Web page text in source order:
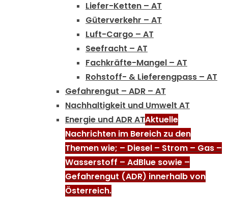
Liefer-Ketten – AT
Güterverkehr – AT
Luft-Cargo – AT
Seefracht – AT
Fachkräfte-Mangel – AT
Rohstoff- & Lieferengpass – AT
Gefahrengut – ADR – AT
Nachhaltigkeit und Umwelt AT
Energie und ADR ATAktuelle
Nachrichten im Bereich zu den
Themen wie; – Diesel – Strom – Gas –
Wasserstoff – AdBlue sowie –
Gefahrengut (ADR) innerhalb von
Österreich.